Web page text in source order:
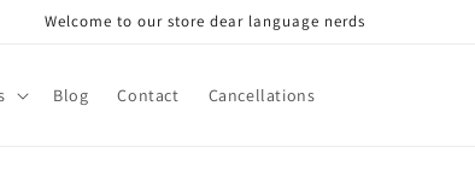
Welcome to our store dear language nerds
Blog Contact Cancellations